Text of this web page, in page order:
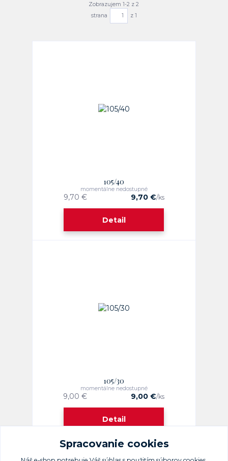
Zobrazujem 1-2 z 2
strana
z 1
105/40
9,70 € 9,70 €/ks
momentálne nedostupné
Detail
105/30
9,00 € 9,00 €/ks
momentálne nedostupné
Detail
Spracovanie cookies